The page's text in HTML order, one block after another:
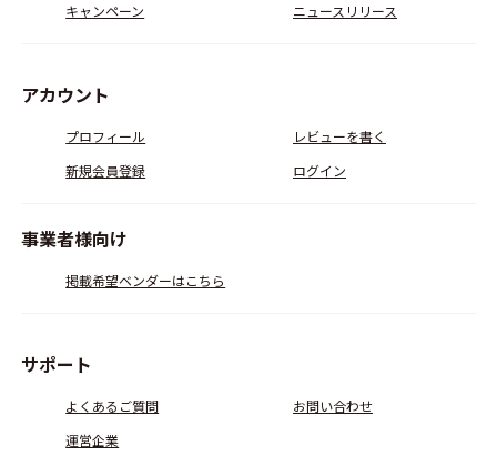
キャンペーン ニュースリリース
アカウント
プロフィール
レビューを書く
新規会員登録
ログイン
事業者様向け
掲載希望ベンダーはこちら
サポート
よくあるご質問
お問い合わせ
運営企業